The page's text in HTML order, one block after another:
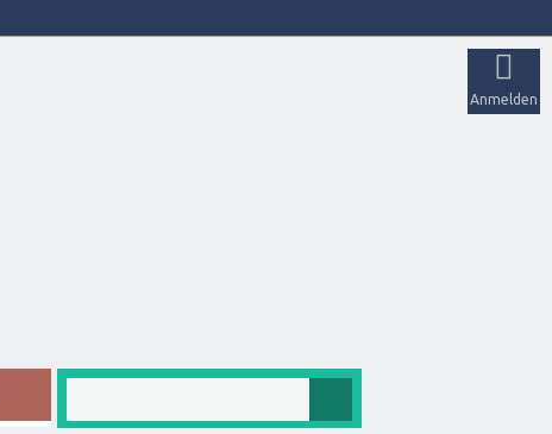
Anmelden